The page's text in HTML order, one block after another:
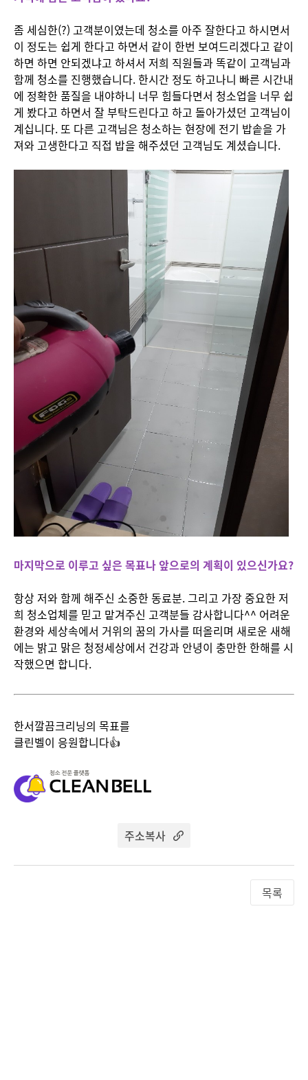
좀 세심한(?) 고객분이였는데 청소를 아주 잘한다고 하시면서
이 정도는 쉽게 한다고 하면서 같이 한번 보여드리겠다고 같이
하면 하면 안되겠냐고 하셔서 저희 직원들과 똑같이 고객님과
함께 청소를 진행했습니다. 한시간 정도 하고나니 빠른 시간내
에 정확한 품질을 내야하니 너무 힘들다면서 청소업을 너무 쉽
게 봤다고 하면서 잘 부탁드린다고 하고 돌아가셨던 고객님이
계십니다. 또 다른 고객님은 청소하는 현장에 전기 밥솥을 가
져와 고생한다고 직접 밥을 해주셨던 고객님도 계셨습니다.
마지막으로 이루고 싶은 목표나 앞으로의 계획이 있으신가요?
항상 저와 함께 해주신 소중한 동료분. 그리고 가장 중요한 저
희 청소업체를 믿고 맡겨주신 고객분들 감사합니다^^ 어려운
환경와 세상속에서 거위의 꿈의 가사를 떠올리며 새로운 새해
에는 밝고 맑은 청정세상에서 건강과 안녕이 충만한 한해를 시
작했으면 합니다.
한서깔끔크리닝의 목표를
클린벨이 응원합니다👍
주소복사
목록